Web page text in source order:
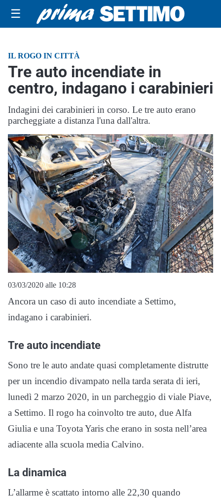
☰
IL ROGO IN CITTÀ
Tre auto incendiate in
centro, indagano i carabinieri
Indagini dei carabinieri in corso. Le tre auto erano
parcheggiate a distanza l'una dall'altra.
03/03/2020 alle 10:28
Ancora un caso di auto incendiate a Settimo,
indagano i carabinieri.
Tre auto incendiate
Sono tre le auto andate quasi completamente distrutte
per un incendio divampato nella tarda serata di ieri,
lunedì 2 marzo 2020, in un parcheggio di viale Piave,
a Settimo. Il rogo ha coinvolto tre auto, due Alfa
Giulia e una Toyota Yaris che erano in sosta nell’area
adiacente alla scuola media Calvino.
La dinamica
L’allarme è scattato intorno alle 22,30 quando